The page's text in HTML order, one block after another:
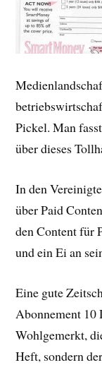
Pickel. Man
über dieses
In den
über Paid
den Content für
und ein Ei an
Eine gute
Abonnement 10
Wohlgemerkt,
Heft, sondern